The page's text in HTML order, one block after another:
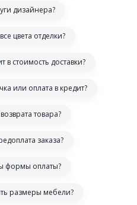
дизайнера?
цвета отделки?
в стоимость доставки?
или оплата в кредит?
товара?
заказа?
формы оплаты?
размеры мебели?